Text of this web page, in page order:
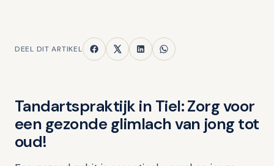
DEEL DIT ARTIKEL
Tandartspraktijk in Tiel: Zorg voor
een gezonde glimlach van jong tot
oud!